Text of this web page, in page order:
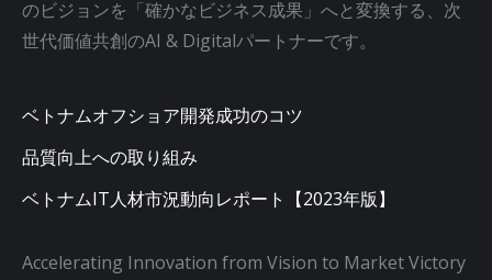
のビジョンを「確かなビジネス成果」へと変換する、次
世代価値共創のAI & Digitalパートナーです。
ベトナムオフショア開発成功のコツ
品質向上への取り組み
ベトナムIT人材市況動向レポート【2023年版】
Accelerating Innovation from Vision to Market Victory